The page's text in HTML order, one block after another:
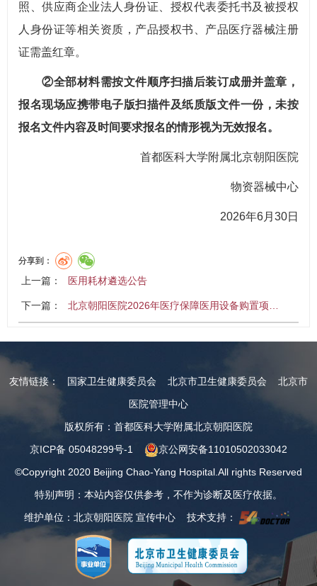
照、供应商企业法人身份证、授权代表委托书及被授权
人身份证等相关资质，产品授权书、产品医疗器械注册
证需盖红章。
②全部材料需按文件顺序扫描后装订成册并盖章，
报名现场应携带电子版扫描件及纸质版文件一份，未按
报名文件内容及时间要求报名的情形视为无效报名。
首都医科大学附属北京朝阳医院
物资器械中心
2026年6月30日
分享到：
上一篇： 医用耗材遴选公告
下一篇： 北京朝阳医院2026年医疗保障医用设备购置项…
友情链接： 国家卫生健康委员会 北京市卫生健康委员会
北京市
医院管理中心
版权所有：首都医科大学附属北京朝阳医院
京ICP备 05048299号-1
京公网安备11010502033042
©Copyright 2020 Beijing Chao-Yang Hospital.All rights Reserved
特别声明：本站内容仅供参考，不作为诊断及医疗依据。
维护单位：北京朝阳医院 宣传中心 技术支持：